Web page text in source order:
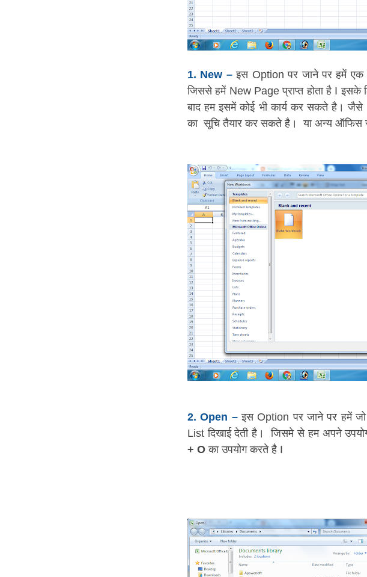
1. New –इस Option पर जाने पर हमें एक
जिससे हमें New Page प्राप्त होता है I इसके
बाद हम इसमें कोई भी कार्य कर सकते है।जैसे
का सूचि तैयार कर सकते है।
या अन्य ऑफिस
2. Open –इस Option पर जाने पर हमें
List दिखाई देती है। जिसमे से हम अपने
+ O का उपयोग करते है I